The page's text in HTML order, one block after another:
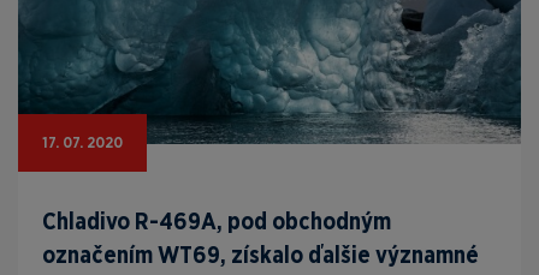
17. 07. 2020
Chladivo R-469A, pod obchodným
označením WT69, získalo ďalšie významné